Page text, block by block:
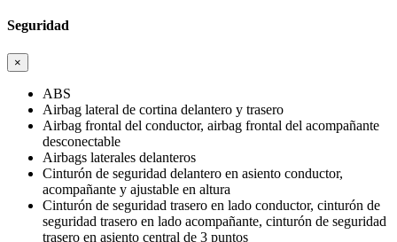
Seguridad
×
ABS
Airbag lateral de cortina delantero y trasero
Airbag frontal del conductor, airbag frontal del acompañante
desconectable
Airbags laterales delanteros
Cinturón de seguridad delantero en asiento conductor,
acompañante y ajustable en altura
Cinturón de seguridad trasero en lado conductor, cinturón de
seguridad trasero en lado acompañante, cinturón de seguridad
trasero en asiento central de 3 puntos